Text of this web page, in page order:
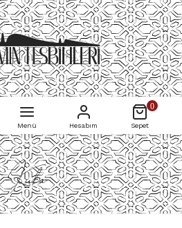
Menü Hesabım
0
Sepet
Kuka